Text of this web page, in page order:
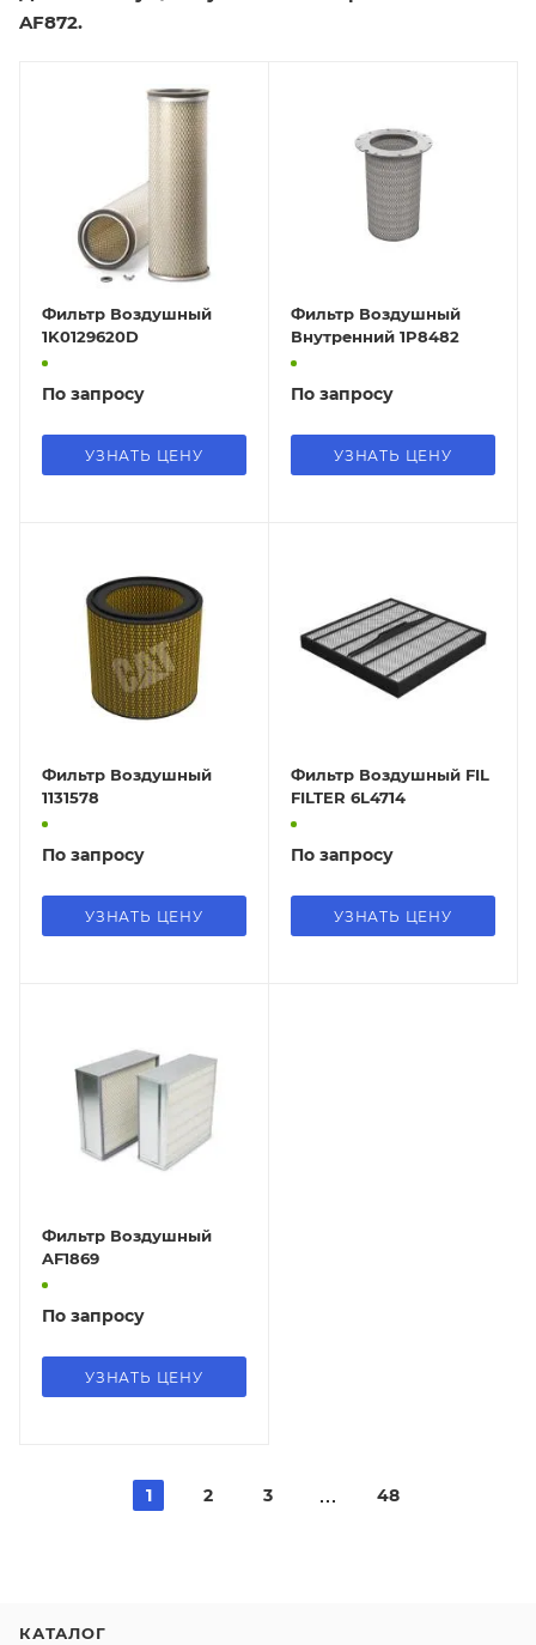
AF872.
Фильтр Воздушный
1K0129620D
По запросу
УЗНАТЬ ЦЕНУ
Фильтр Воздушный
Внутренний 1P8482
По запросу
УЗНАТЬ ЦЕНУ
Фильтр Воздушный
1131578
По запросу
УЗНАТЬ ЦЕНУ
Фильтр Воздушный FIL
FILTER 6L4714
По запросу
УЗНАТЬ ЦЕНУ
Фильтр Воздушный
AF1869
По запросу
УЗНАТЬ ЦЕНУ
1 2 3 48
КАТАЛОГ